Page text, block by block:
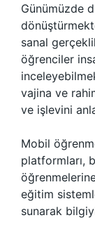
Günümüzde
sanal
öğrenciler
vajina ve
ve işlevini
Mobil
platformları,
eğitim
sunarak